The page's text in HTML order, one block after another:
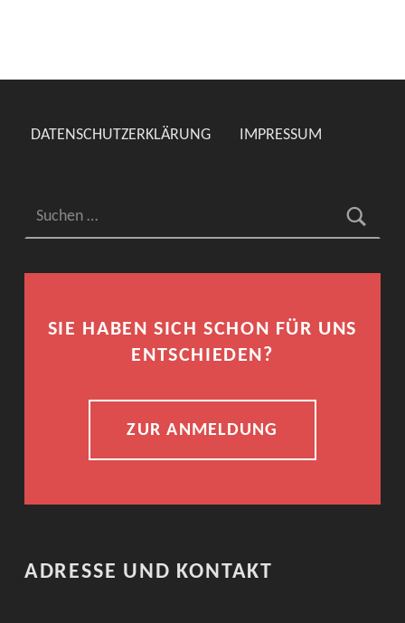
DATENSCHUTZERKLÄRUNG IMPRESSUM
SIE HABEN SICH SCHON FÜR UNS
ENTSCHIEDEN?
ZUR ANMELDUNG
ADRESSE UND KONTAKT